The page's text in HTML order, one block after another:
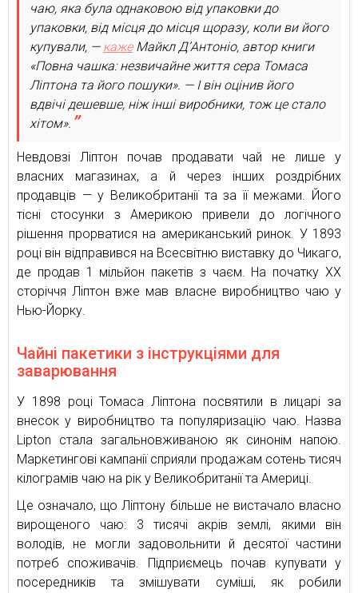
чаю, яка була однаковою від упаковки до
упаковки, від місця до місця щоразу, коли ви його
купували, — кажеМайкл Д’Антоніо, автор книги
«Повна чашка: незвичайне життя сера Томаса
Ліптона та його пошуки». — І він оцінив його
вдвічі дешевше, ніж інші виробники, тож це стало
хітом».
Невдовзі Ліптон почав продавати чай не лише у
власних магазинах, а й через інших роздрібних
продавців — у Великобританії та за її межами. Його
тісні стосунки з Америкою привели до логічного
рішення прорватися на американський ринок. У 1893
році він відправився на Всесвітню виставку до Чикаго,
де продав 1 мільйон пакетів з чаєм. На початку XX
сторіччя Ліптон вже мав власне виробництво чаю у
Нью-Йорку.
Чайні пакетики з інструкціями для
заварювання
У 1898 році Томаса Ліптона посвятили в лицарі за
внесок у виробництво та популяризацію чаю. Назва
Lipton стала загальновживаною як синонім напою.
Маркетингові кампанії сприяли продажам сотень тисяч
кілограмів чаю на рік у Великобританії та Америці.
Це означало, що Ліптону більше не вистачало власно
вирощеного чаю: 3 тисячі акрів землі, якими він
володів, не могли задовольнити й десятої частини
потреб споживачів. Підприємець почав купувати у
посередників та змішувати суміші, як робили